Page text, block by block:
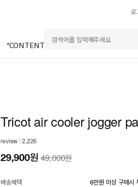
로
*CONTENTS
Tricot air cooler jogger
review : 2,226
29,900원49,000원
배송혜택 6만원 이상 구매